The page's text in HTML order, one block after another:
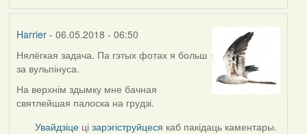
Harrier- 06.05.2018 - 06:50
Нялёгкая задача. Па гэтых фотах я больш
за вульпінуса.
На верхнім здымку мне бачная
святлейшая палоска на грудзі.
Увайдзіце цізарэгіструйцеся каб пакідаць каментары.